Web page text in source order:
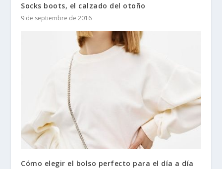
Socks boots, el calzado del otoño
9 de septiembre de 2016
Cómo elegir el bolso perfecto para el día a día